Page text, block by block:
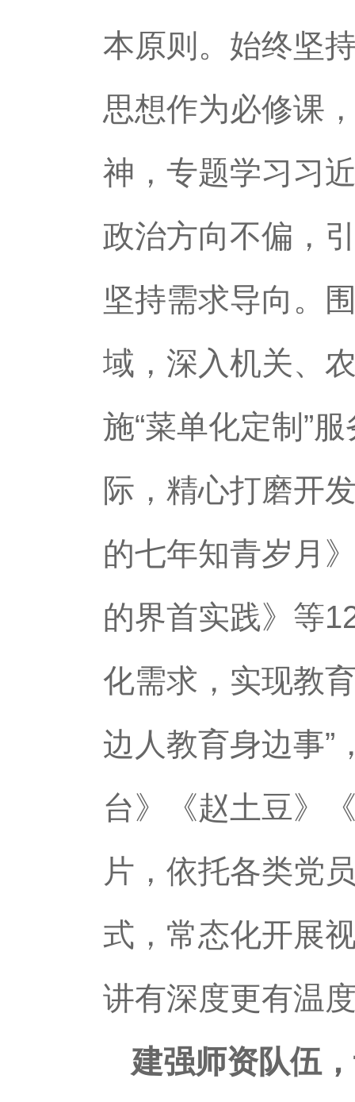
本原则。始终坚
思想作为必修课
神，专题学习习
政治方向不偏，
坚持需求导向。
域，深入机关、
施“菜单化定制”
际，精心打磨开
的七年知青岁月
的界首实践》等
化需求，实现教
边人教育身边事”
台》《赵土豆》
片，依托各类党
式，常态化开展
讲有深度更有温
建强师资队伍